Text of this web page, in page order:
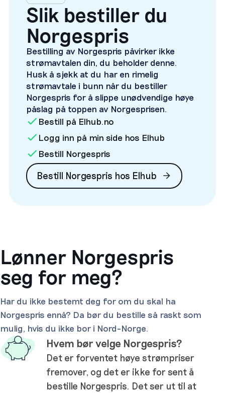
Slik bestiller du
Norgespris
Bestilling av Norgespris påvirker ikke
strømavtalen din, du beholder denne.
Husk å sjekk at du har en rimelig
strømavtale i bunn når du bestiller
Norgespris for å slippe unødvendige høye
påslag på toppen av Norgesprisen.
Bestill på Elhub.no
Logg inn på min side hos Elhub
Bestill Norgespris
Bestill Norgespris hos Elhub
Lønner Norgespris
seg for meg?
Har du ikke bestemt deg for om du skal ha
Norgespris ennå? Da bør du bestille så raskt som
mulig, hvis du ikke bor i Nord-Norge.
Hvem bør velge Norgespris?
Det er forventet høye strømpriser
fremover, og det er ikke for sent å
bestille Norgespris. Det ser ut til at